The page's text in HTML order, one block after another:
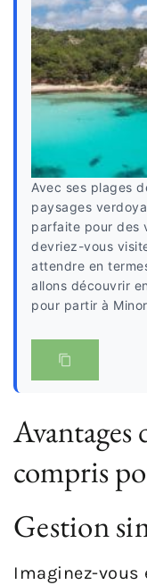
Avec ses plages
paysages
parfaite pour des
devriez-vous
attendre en
allons découvrir
pour partir à
Avantages
compris
Gestion
Imaginez-